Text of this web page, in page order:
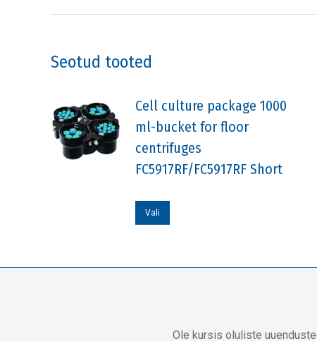
Seotud tooted
Cell culture package 1000
ml-bucket for floor
centrifuges
FC5917RF/FC5917RF Short
Vali
tootel
mitu
saab
Ole kursis oluliste